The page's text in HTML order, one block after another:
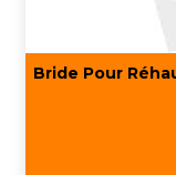
Bride Pour